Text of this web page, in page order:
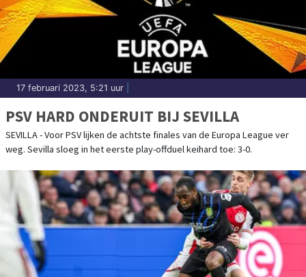
17 februari 2023, 5:21 uur
PSV HARD ONDERUIT BIJ SEVILLA
SEVILLA - Voor PSV lijken de achtste finales van de Europa League ver
weg. Sevilla sloeg in het eerste play-offduel keihard toe: 3-0.